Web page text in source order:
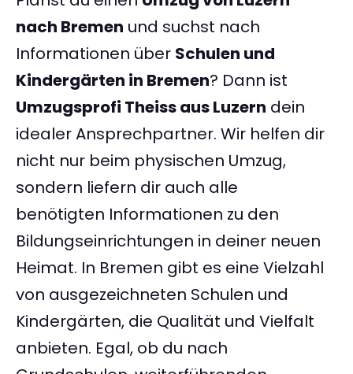
nach Bremen und suchst nach
Informationen über Schulen und
Kindergärten in Bremen? Dann ist
Umzugsprofi Theiss aus Luzern dein
idealer Ansprechpartner. Wir helfen dir
nicht nur beim physischen Umzug,
sondern liefern dir auch alle
benötigten Informationen zu den
Bildungseinrichtungen in deiner neuen
Heimat. In Bremen gibt es eine Vielzahl
von ausgezeichneten Schulen und
Kindergärten, die Qualität und Vielfalt
anbieten. Egal, ob du nach